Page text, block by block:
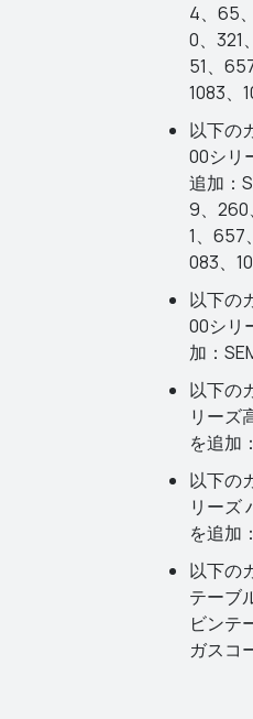
4、65
0、321
51、
1083、
以下の
00シリ
追加：
9、260
1、657
083、
以下の
00シリ
加：
以下の
リーズ
を追加
以下の
リーズ
を追加
以下の
テーブ
ビンテ
ガスコ